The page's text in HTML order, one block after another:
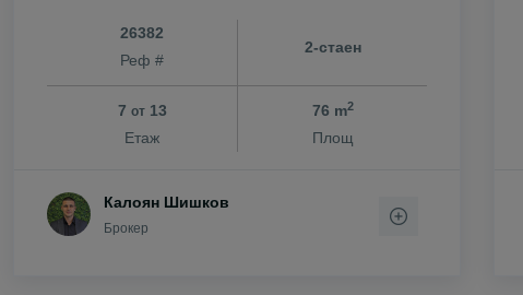
26382
Реф #
2-стаен
7 от13
Етаж
76 m2
Площ
Калоян Шишков
Брокер